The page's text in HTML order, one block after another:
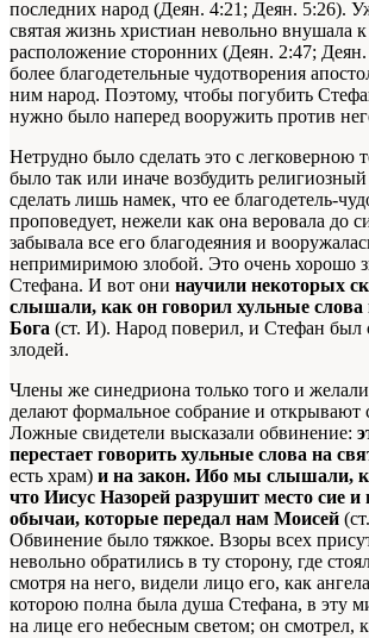
последних народ (Деян. 4:21; Деян. 5:26).
святая жизнь христиан невольно внушала
расположение сторонних (Деян. 2:47;
более благодетельные чудотворения
ним народ. Поэтому, чтобы погубить
нужно было наперед вооружить против
Нетрудно было сделать это с
было так или иначе возбудить
сделать лишь намек, что ее благодетель-
проповедует, нежели как она веровала до
забывала все его благодеяния и
непримиримою злобой. Это очень хорошо
Стефана. И вот они научили некоторых
слышали, как он говорил хульные слова
Бога (ст. И). Народ поверил, и Стефан был
злодей.
Члены же синедриона только того и
делают формальное собрание и открывают
Ложные свидетели высказали обвинение:
перестает говорить хульные слова на
есть храм) и на закон. Ибо мы слышали,
что Иисус Назорей разрушит место сие и
обычаи, которые передал нам Моисей
Обвинение было тяжкое. Взоры всех
невольно обратились в ту сторону, где
смотря на него, видели лицо его, как
которою полна была душа Стефана, в эту
на лице его небесным светом; он смотрел,